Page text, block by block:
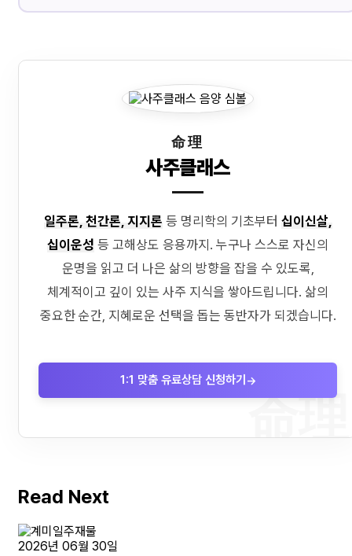
命理
命理
사주클래스
일주론, 천간론, 지지론 등 명리학의 기초부터 십이신살,
십이운성 등 고해상도 응용까지. 누구나 스스로 자신의
운명을 읽고 더 나은 삶의 방향을 잡을 수 있도록,
체계적이고 깊이 있는 사주 지식을 쌓아드립니다. 삶의
중요한 순간, 지혜로운 선택을 돕는 동반자가 되겠습니다.
1:1 맞춤 유료상담 신청하기 →
Read Next
2026년 06월 30일